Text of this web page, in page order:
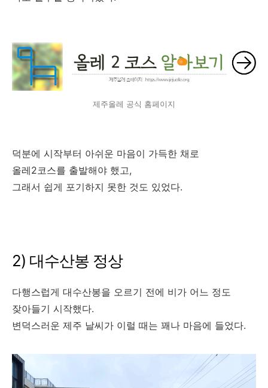
제주올레 공식 홈페이지
덕분에 시작부터 아쉬운 마음이 가득한 채로
올레2코스를 출발해야 했고,
그래서 쉽게 포기하지 못한 것도 있었다.
2) 대수산봉 정상
다행스럽게 대수산봉을 오르기 전에 비가 어느 정도
잦아들기 시작했다.
변덕스러운 제주 날씨가 이럴 때는 꽤나 마음에 들었다.